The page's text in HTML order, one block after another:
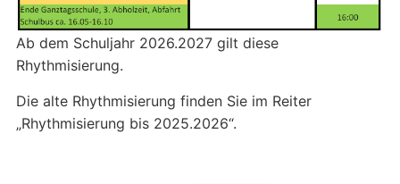
Ab dem Schuljahr 2026.2027 gilt diese
Rhythmisierung.
Die alte Rhythmisierung finden Sie im Reiter
„Rhythmisierung bis 2025.2026“.